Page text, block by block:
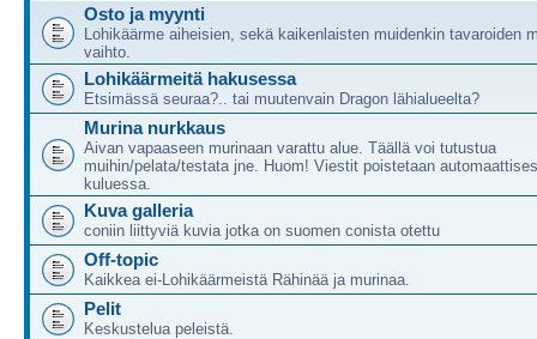
Osto ja myynti
Lohikäärme aiheisien, sekä kaikenlaisten muidenkin tavaroiden
vaihto.
Lohikäärmeitä hakusessa
Etsimässä seuraa?.. tai muutenvain Dragon lähialueelta?
Murina nurkkaus
Aivan vapaaseen murinaan varattu alue. Täällä voi tutustua
muihin/pelata/testata jne. Huom! Viestit poistetaan
kuluessa.
Kuva galleria
coniin liittyviä kuvia jotka on suomen conista otettu
Off-topic
Kaikkea ei-Lohikäärmeistä Rähinää ja murinaa.
Pelit
Keskustelua peleistä.